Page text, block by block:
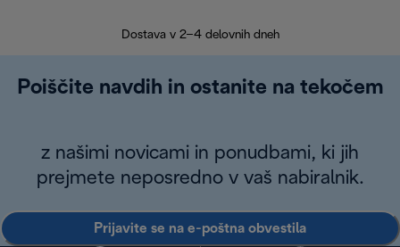
Dostava v 2–4 delovnih dneh
Poiščite navdih in ostanite na tekočem
z našimi novicami in ponudbami, ki jih
prejmete neposredno v vaš nabiralnik.
Prijavite se na e-poštna obvestila